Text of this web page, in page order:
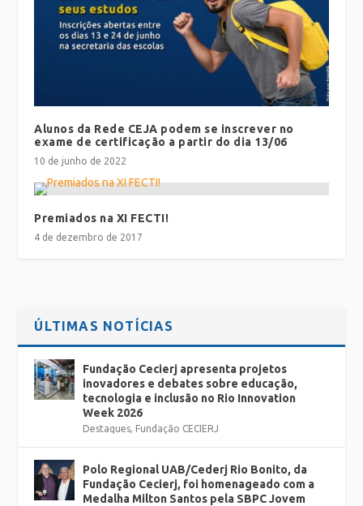
Alunos da Rede CEJA podem se inscrever no
exame de certificação a partir do dia 13/06
10 de junho de 2022
Premiados na XI FECTI!
4 de dezembro de 2017
ÚLTIMAS NOTÍCIAS
Fundação Cecierj apresenta projetos
inovadores e debates sobre educação,
tecnologia e inclusão no Rio Innovation
Week 2026
Destaques, Fundação CECIERJ
Polo Regional UAB/Cederj Rio Bonito, da
Fundação Cecierj, foi homenageado com a
Medalha Milton Santos pela SBPC Jovem